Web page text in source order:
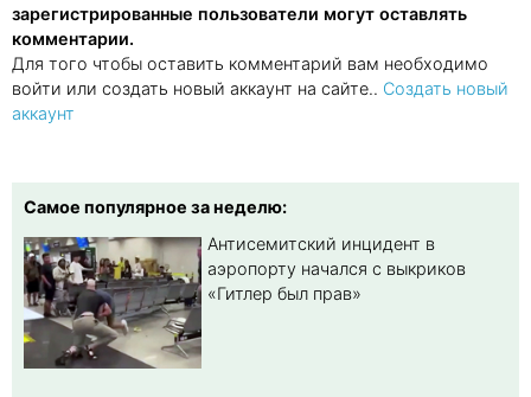
зарегистрированные пользователи могут оставлять
комментарии.
Для того чтобы оставить комментарий вам необходимо
войти или создать новый аккаунт на сайте.. Создать новый
аккаунт
Самое популярное за неделю:
Антисемитский инцидент в
аэропорту начался с выкриков
«Гитлер был прав»